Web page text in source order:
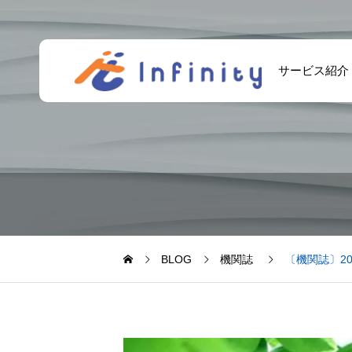
サービス紹介
BLOG 機関誌 〔機関誌〕